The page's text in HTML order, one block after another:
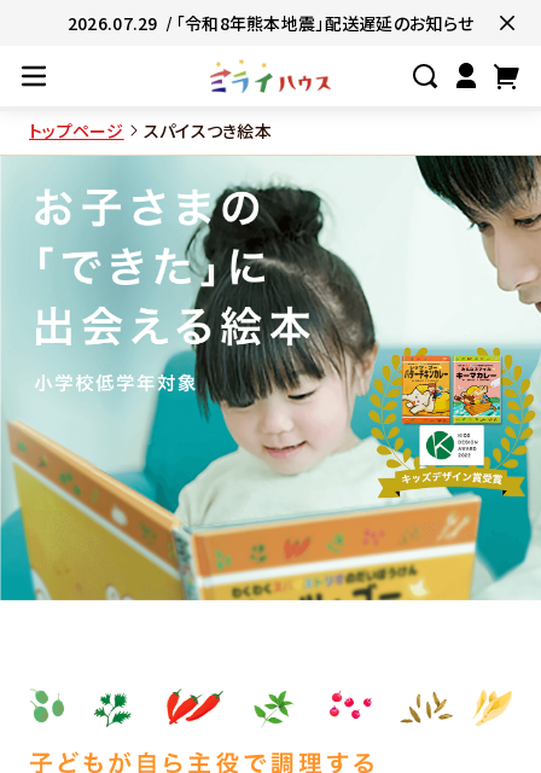
2026.07.29 / 「令和8年熊本地震」配送遅延のお知らせ
#ネコポス対象商品🚚
#有名店の
#簡単便利👍
#お子様と一緒に
#たっぷり満腹😋
#ギフトにおすす
トップページ スパイスつき絵本